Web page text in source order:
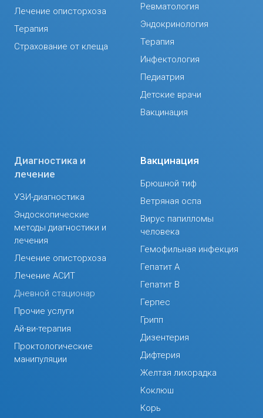
Лечение описторхоза
Терапия
Страхование от клеща
Ревматология
Эндокринология
Терапия
Инфектология
Педиатрия
Детские врачи
Вакцинация
Диагностика и
лечение
УЗИ-диагностика
Эндоскопические
методы диагностики и
лечения
Лечение описторхоза
Лечение АСИТ
Дневной стационар
Прочие услуги
Ай-ви-терапия
Проктологические
манипуляции
Вакцинация
Брюшной тиф
Ветряная оспа
Вирус папилломы
человека
Гемофильная инфекция
Гепатит А
Гепатит В
Герпес
Грипп
Дизентерия
Дифтерия
Желтая лихорадка
Коклюш
Корь